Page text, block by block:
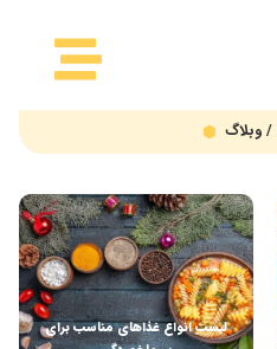
/ وبلاگ
لیست انواع غذاهای مناسب برای